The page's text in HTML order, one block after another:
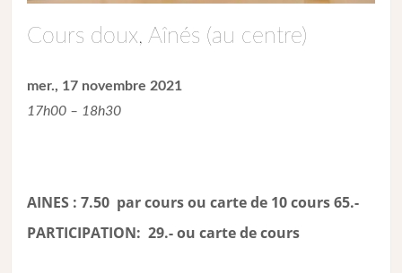
Cours doux, Aînés (au centre)
mer., 17 novembre 2021
17h00 – 18h30
AINES : 7.50 par cours ou carte de 10 cours 65.-
PARTICIPATION: 29.- ou carte de cours